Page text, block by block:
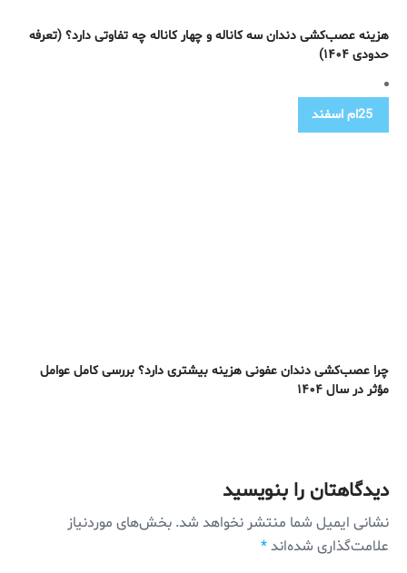
هزینه عصب‌کشی دندان سه کاناله و چهار کاناله چه تفاوتی دارد؟ (تعرفه
حدودی ۱۴۰۴)
25ام اسفند
چرا عصب‌کشی دندان عفونی هزینه بیشتری دارد؟ بررسی کامل عوامل
مؤثر در سال ۱۴۰۴
دیدگاهتان را بنویسید
نشانی ایمیل شما منتشر نخواهد شد. بخش‌های موردنیاز
علامت‌گذاری شده‌اند*